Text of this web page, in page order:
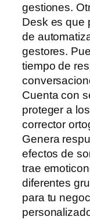
gestiones.
Desk es que
de
gestores.
tiempo de
Cuenta con
proteger a
corrector
Genera
efectos de
trae
diferentes
para tu